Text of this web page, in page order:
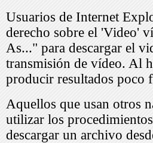
Usuarios de Internet
derecho sobre el 'Video'
As..." para descargar el
transmisión de vídeo. Al
producir resultados poco
Aquellos que usan otros
utilizar los
descargar un archivo